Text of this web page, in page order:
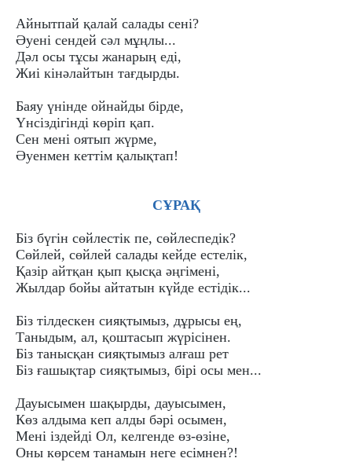
Айнытпай қалай салады сені?
Әуені сендей сәл мұңлы...
Дәл осы тұсы жанарың еді,
Жиі кінәлайтын тағдырды.
Баяу үнінде ойнайды бірде,
Үнсіздігінді көріп қап.
Сен мені оятып жүрме,
Әуенмен кеттім қалықтап!
СҰРАҚ
Біз бүгін сөйлестік пе, сөйлеспедік?
Сөйлей, сөйлей салады кейде естелік,
Қазір айтқан қып қысқа әңгімені,
Жылдар бойы айтатын күйде естідік...
Біз тілдескен сияқтымыз, дұрысы ең,
Таныдым, ал, қоштасып жүрісінен.
Біз танысқан сияқтымыз алғаш рет
Біз ғашықтар сияқтымыз, бірі осы мен...
Дауысымен шақырды, дауысымен,
Көз алдыма кеп алды бәрі осымен,
Мені іздейді Ол, келгенде өз-өзіне,
Оны көрсем танамын неге есімнен?!